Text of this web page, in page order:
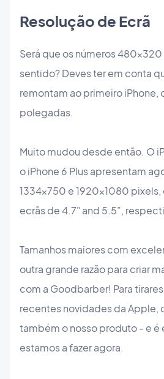
Resolução de Ecrã
Será que os números
sentido? Deves ter em conta
remontam ao primeiro iPhone,
polegadas.
Muito mudou desde então. O
o iPhone 6 Plus apresentam
1334x750 e 1920x1080
ecrãs de 4.7" and 5.5”,
Tamanhos maiores com
outra grande razão para criar
com a Goodbarber! Para
recentes novidades da Apple,
também o nosso produto - e é
estamos a fazer agora.